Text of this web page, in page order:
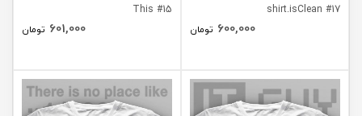
shirt.isClean #17
600,000 تومان
This #15
601,000 تومان